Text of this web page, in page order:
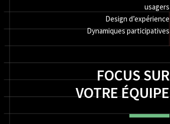
usagers
Design d’expérience
Dynamiques participatives
FOCUS SUR
VOTRE ÉQUIPE